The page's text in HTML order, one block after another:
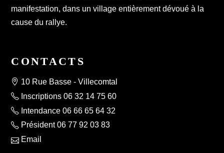
manifestation, dans un village entièrement dévoué à la
cause du rallye.
CONTACTS
10 Rue Basse - Villecomtal
Inscriptions 06 32 14 75 60
Intendance 06 66 65 64 32
Président 06 77 92 03 83
Email